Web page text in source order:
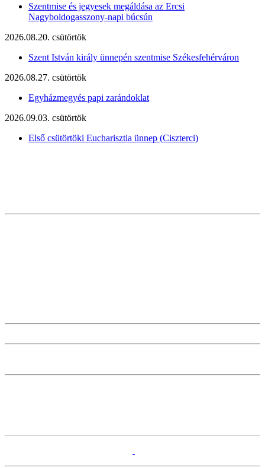
Szentmise és jegyesek megáldása az Ercsi
Nagyboldogasszony-napi búcsún
2026.08.20. csütörtök
Szent István király ünnepén szentmise Székesfehérváron
2026.08.27. csütörtök
Egyházmegyés papi zarándoklat
2026.09.03. csütörtök
Első csütörtöki Eucharisztia ünnep (Ciszterci)